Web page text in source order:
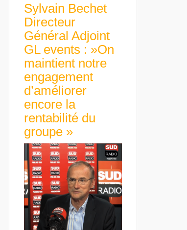
Euro numérique : la BCE
avance avec un frein à main !
Sylvain Bechet
Directeur
Général Adjoint
GL events : »On
maintient notre
engagement
d’améliorer
encore la
rentabilité du
groupe »